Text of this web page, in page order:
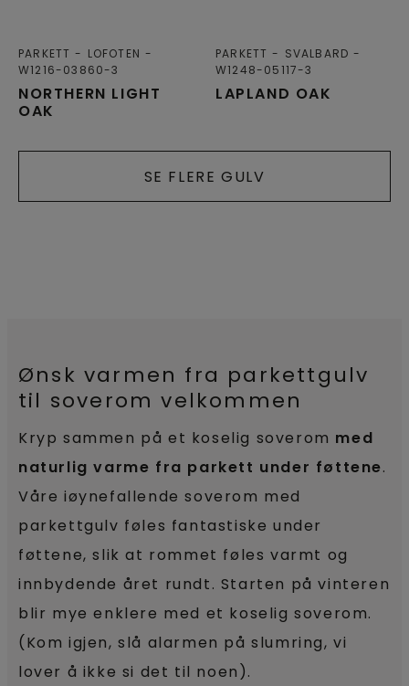
NORTHERN LIGHT
OAK
PARKETT
LOFOTEN
W1216-03860-3
LAPLAND OAK
PARKETT
SVALBARD
W1248-05117-3
SE FLERE GULV
Ønsk varmen fra parkettgulv
til soverom velkommen
Kryp sammen på et koselig soverom med
naturlig varme fra parkett under føttene.
Våre iøynefallende soverom med
parkettgulv føles fantastiske under
føttene, slik at rommet føles varmt og
innbydende året rundt. Starten på vinteren
blir mye enklere med et koselig soverom.
(Kom igjen, slå alarmen på slumring, vi
lover å ikke si det til noen).